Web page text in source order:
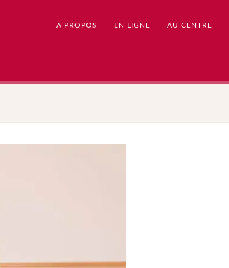
A PROPOS EN LIGNE AU CENTRE